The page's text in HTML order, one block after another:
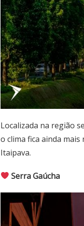
Localizada na região
o clima fica ainda
Itaipava.
Serra Gaúcha